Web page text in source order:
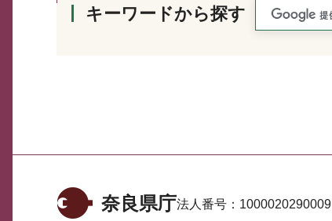
キーワードから探す
奈良県庁法人番号： 1000020290009